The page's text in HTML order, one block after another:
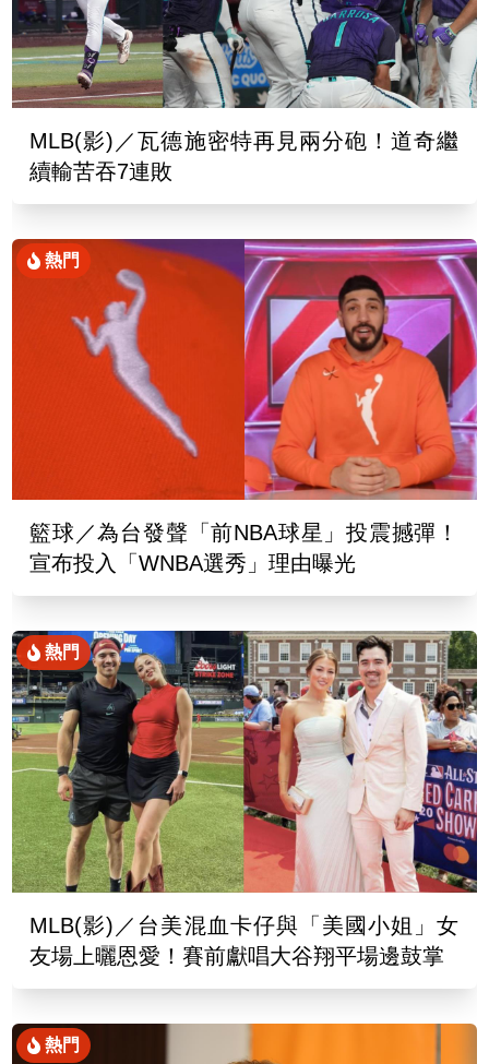
MLB(影)／瓦德施密特再見兩分砲！道奇繼
續輸苦吞7連敗
熱門
籃球／為台發聲「前NBA球星」投震撼彈！
宣布投入「WNBA選秀」理由曝光
熱門
MLB(影)／台美混血卡仔與「美國小姐」女
友場上曬恩愛！賽前獻唱大谷翔平場邊鼓掌
熱門